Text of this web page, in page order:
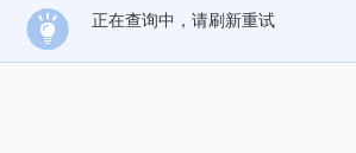
正在查询中，请刷新重试